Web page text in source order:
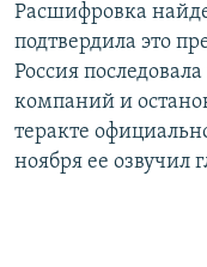
Расшифровка
подтвердила это
Россия
компаний и
теракте
ноября ее озвучил